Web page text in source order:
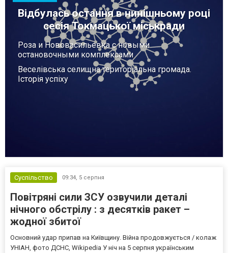
Відбулась остання в нинішньому році
сесія Токмацької міськради
Роза и Нововасильевка с новыми
остановочными комплексами
Веселівська селищна територіальна громада.
Історія успіху
Суспільство 09:34, 5 серпня
Повітряні сили ЗСУ озвучили деталі
нічного обстрілу : з десятків ракет –
жодної збитої
Основний удар припав на Київщину. Війна продовжується / колаж
УНІАН, фото ДСНС, Wikipedia У ніч на 5 серпня українським